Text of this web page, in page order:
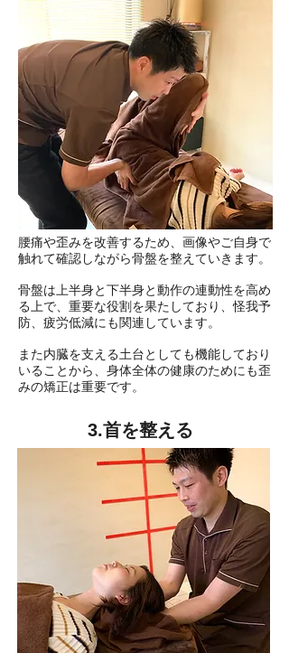
腰痛や歪みを改善するため、 画像やご自身で
触れて確認しながら骨盤を整えていきます。
骨盤は上半身と下半身と動作の連動性を高め
る上で、重要な役割を果たしており、怪我予
防、疲労低減にも関連しています。
また内臓を支える土台としても機能しており
いることから、身体全体の健康のためにも歪
みの矯正は重要です。
3.​首を整える